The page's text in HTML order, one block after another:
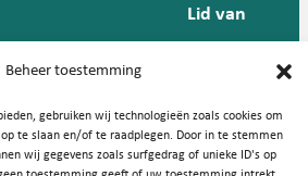
Beheer toestemming
gebruiken wij technologieën zoals cookies om
te slaan en/of te raadplegen. Door in te stemmen
wij gegevens zoals surfgedrag of unieke ID's op
T: 088 -
57
Lid van